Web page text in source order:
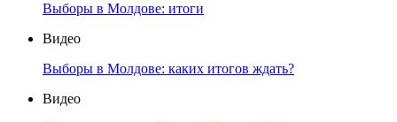
Выборы в Молдове: итоги
Видео
Выборы в Молдове: каких итогов ждать?
Видео